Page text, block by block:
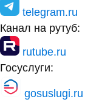
telegram.ru
Канал на рутуб:
rutube.ru
Госуслуги:
gosuslugi.ru